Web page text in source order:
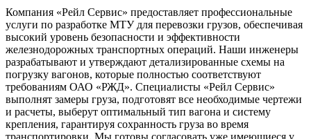
Компания «Рейл Сервис» предоставляет профессиональные
услуги по разработке МТУ для перевозки грузов, обеспечивая
высокий уровень безопасности и эффективности
железнодорожных транспортных операций. Наши инженеры
разрабатывают и утверждают детализированные схемы на
погрузку вагонов, которые полностью соответствуют
требованиям ОАО «РЖД». Специалисты «Рейл Сервис»
выполнят замеры груза, подготовят все необходимые чертежи
и расчеты, выберут оптимальный тип вагона и систему
крепления, гарантируя сохранность груза во время